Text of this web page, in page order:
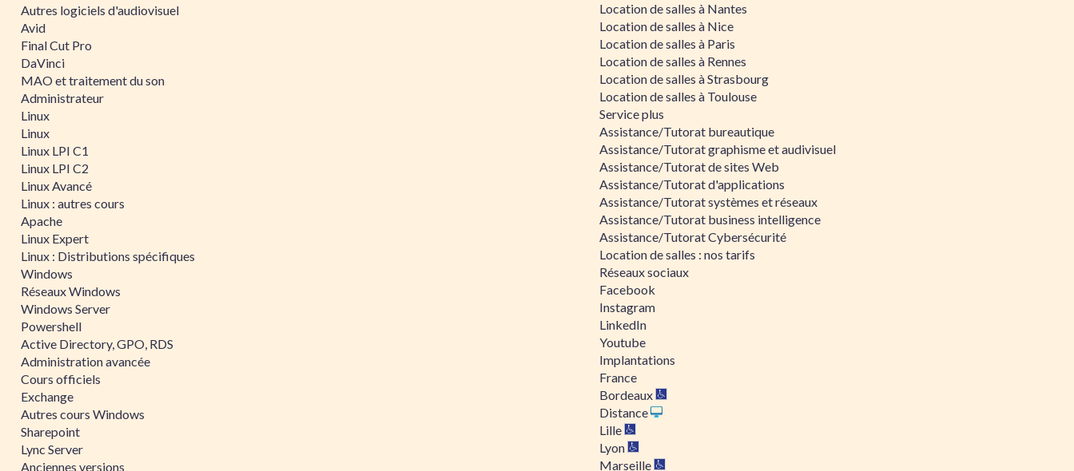
Autres logiciels d'audiovisuel
Avid
Final Cut Pro
DaVinci
MAO et traitement du son
Administrateur
Linux
Linux
Linux LPI C1
Linux LPI C2
Linux Avancé
Linux : autres cours
Apache
Linux Expert
Linux : Distributions spécifiques
Windows
Réseaux Windows
Windows Server
Powershell
Active Directory, GPO, RDS
Administration avancée
Cours officiels
Exchange
Autres cours Windows
Sharepoint
Lync Server
Anciennes versions
Location de salles à Nantes
Location de salles à Nice
Location de salles à Paris
Location de salles à Rennes
Location de salles à Strasbourg
Location de salles à Toulouse
Service plus
Assistance/Tutorat bureautique
Assistance/Tutorat graphisme et audivisuel
Assistance/Tutorat de sites Web
Assistance/Tutorat d'applications
Assistance/Tutorat systèmes et réseaux
Assistance/Tutorat business intelligence
Assistance/Tutorat Cybersécurité
Location de salles : nos tarifs
Réseaux sociaux
Facebook
Instagram
LinkedIn
Youtube
Implantations
France
Bordeaux
Distance
Lille
Lyon
Marseille